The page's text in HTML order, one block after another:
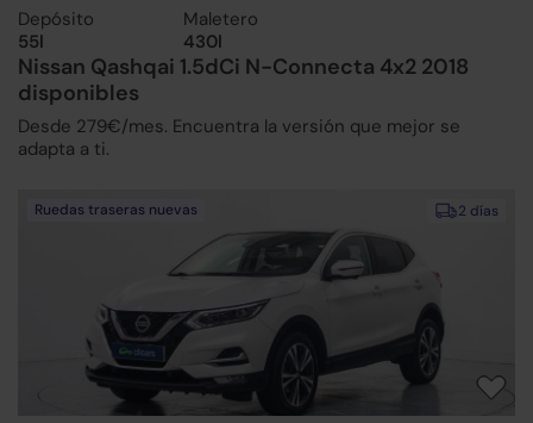
Depósito
55l
Maletero
430l
Nissan Qashqai 1.5dCi N-Connecta 4x2 2018
disponibles
Desde 279€/mes. Encuentra la versión que mejor se
adapta a ti.
2 días
Ruedas traseras nuevas